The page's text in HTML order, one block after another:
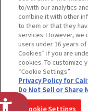
ウェブサイトご利用条件 ソー
個人情報及び特定個人情報
Do Not Sell or Share My
カスタマーハラスメントに対
to/with our analytics
combine it with other
to them or that they
services. However, we
users under 16 years
Cookies” if you are
cookies. To customize
“Cookie Settings”.
Privacy Policy for
Do Not Sell or Share
Cookie Settings